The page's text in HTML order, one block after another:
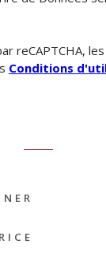
reCAPTCHA, les
Conditions